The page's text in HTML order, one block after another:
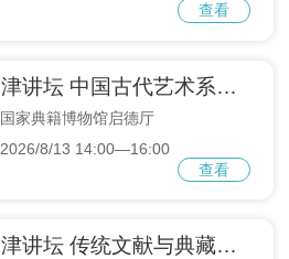
查看
文津讲坛 中国古代艺术系列讲座之十五： 《历代名画记》与中国美术史学
国家典籍博物馆启德厅
2026/8/13 14:00—16:00
查看
文津讲坛 传统文献与典藏系列讲座之十六： 汉籍传播与文明互鉴